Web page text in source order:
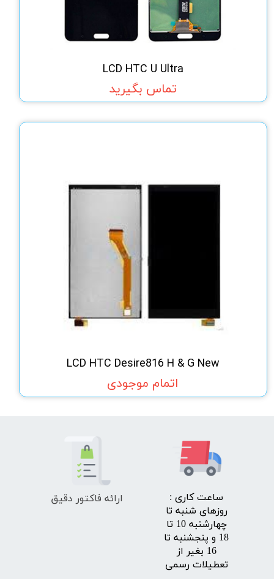
LCD HTC U Ultra
تماس بگیرید
LCD HTC Desire816 H & G New
اتمام موجودی
​ساعت کاری :
روزهای شنبه تا
چهارشنبه 10 تا
18 و پنجشنبه تا
16 بغیر از
تعطیلات رسمی
ارائه فاکتور دقیق